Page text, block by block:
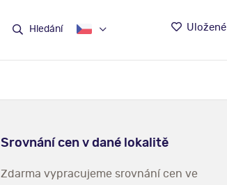
Hledání
Srovnání cen v dané lokalitě
Zdarma vypracujeme srovnání cen ve